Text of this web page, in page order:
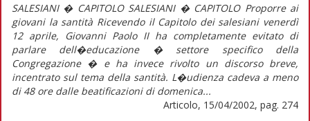
SALESIANI � CAPITOLO SALESIANI � CAPITOLO Proporre ai
giovani la santità Ricevendo il Capitolo dei salesiani venerdì
12 aprile, Giovanni Paolo II ha completamente evitato di
parlare dell�educazione � settore specifico della
Congregazione � e ha invece rivolto un discorso breve,
incentrato sul tema della santità. L�udienza cadeva a meno
di 48 ore dalle beatificazioni di domenica...
Articolo, 15/04/2002, pag. 274